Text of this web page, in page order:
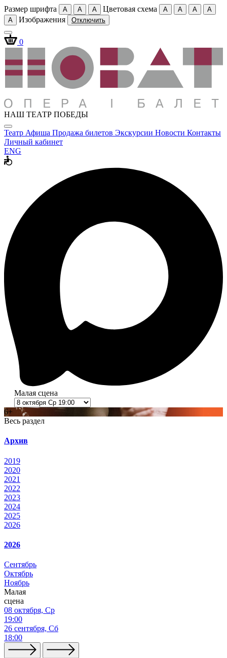
Размер шрифта A A A Цветовая схема A A A
A
A
Изображения Отключить
0
НАШ ТЕАТР ПОБЕДЫ
Театр Афиша Продажа билетов Экскурсии Новости Контакты
Личный кабинет
ENG
Малая сцена
6+
Весь раздел
Архив
2019
2020
2021
2022
2023
2024
2025
2026
2026
Сентябрь
Октябрь
Ноябрь
Малая
сцена
08 октября, Ср
19:00
26 сентября, Сб
18:00